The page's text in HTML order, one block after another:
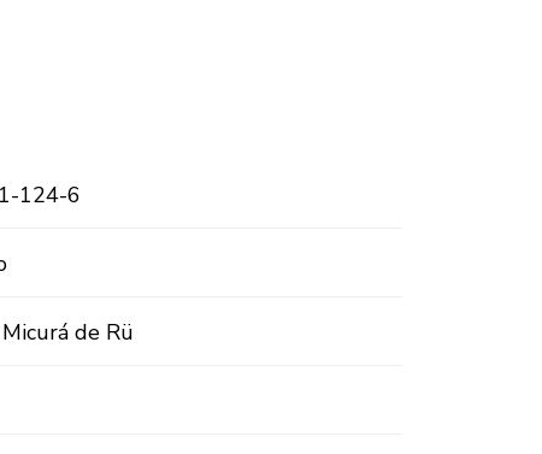
124-6
de Rü